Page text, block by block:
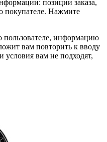
позиции заказа,
покупателе. Нажмите
пользователе, информацию
вам повторить к вводу
условия вам не подходят,